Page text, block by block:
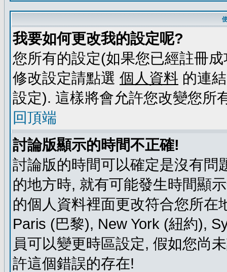
我要如何更改我的設定呢?
您所有的設定(如果您已經註冊
修改設定請點選 個人資料 的連
設定). 這樣將會允許您改變您所
回頂端
討論版顯示的時間不正確!
討論版的時間可以確定是沒有問
的地方時, 就有可能發生時間顯
的個人資料裡面更改符合您所在
Paris (巴黎), New York (紐約),
員可以變更時區設定, 假如您尚
許這個錯誤的存在!